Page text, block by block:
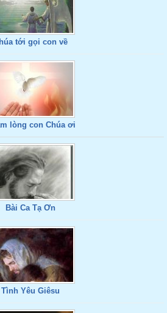
tới gọi con về
lòng con Chúa ơi
Bài Ca Tạ Ơn
Tình Yêu Giêsu